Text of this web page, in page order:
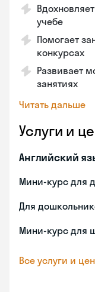
учебе
Помогает
конкурсах
Развивает
занятиях
Читать дальше
Услуги и
Английский
Мини-курс для
Для
Мини-курс для
Все услуги и